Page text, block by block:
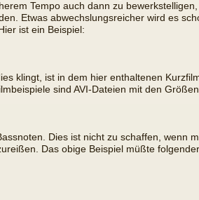
Tempo auch dann zu
Etwas abwechslungsreicher wird es
ist ein Beispiel:
klingt, ist in dem hier enthaltenen
sind AVI-Dateien mit den
Dies ist nicht zu schaffen, wenn
Das obige Beispiel müßte